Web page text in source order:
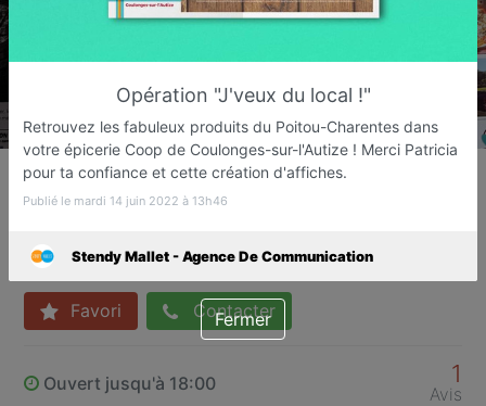
Stendy Mallet - Agence De
Communication
Coulonges-sur-l'Autize
Favori Contacter
Ouvert jusqu'à 18:00 1
Avis
Opération "J'veux du local !"
Retrouvez les fabuleux produits du Poitou-Charentes dans
votre épicerie Coop de Coulonges-sur-l'Autize ! Merci Patricia
pour ta confiance et cette création d'affiches.
Publié le mardi 14 juin 2022 à 13h46
Stendy Mallet - Agence De Communication
Fermer